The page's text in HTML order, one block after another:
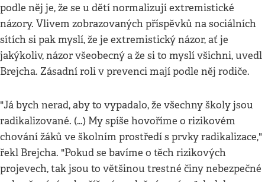
podle něj je, že se u dětí normalizují extremistické
názory. Vlivem zobrazovaných příspěvků na sociálních
sítích si pak myslí, že je extremistický názor, ať je
jakýkoliv, názor všeobecný a že si to myslí všichni, uvedl
Brejcha. Zásadní roli v prevenci mají podle něj rodiče.
"Já bych nerad, aby to vypadalo, že všechny školy jsou
radikalizované. (…) My spíše hovoříme o rizikovém
chování žáků ve školním prostředí s prvky radikalizace,"
řekl Brejcha. "Pokud se bavíme o těch rizikových
projevech, tak jsou to většinou trestné činy nebezpečné